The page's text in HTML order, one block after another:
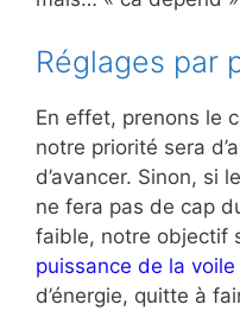
Réglages par
En effet, prenons le
notre priorité sera
d’avancer. Sinon, si
ne fera pas de cap
faible, notre objectif
puissance de la voile
d’énergie, quitte à